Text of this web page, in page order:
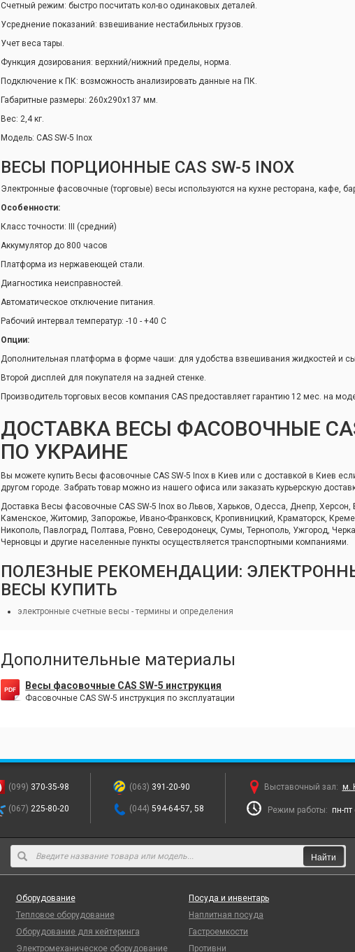
Счетный режим: быстро посчитать кол-во одинаковых деталей.
Усреднение показаний: взвешивание нестабильных грузов.
Учет веса тары.
Функция дозирования: верхний/нижний пределы, норма.
Подключение к ПК: возможность анализировать данные на ПК.
Габаритные размеры: 260x290x137 мм.
Вес: 2,4 кг.
Модель: CAS SW-5 Inox
ВЕСЫ ПОРЦИОННЫЕ CAS SW-5 INOX
Электронные фасовочные (торговые) весы используются на кухне ресторана, кафе,
Особенности:
Класс точности: ІІІ (средний)
Аккумулятор до 800 часов
Платформа из нержавеющей стали.
Диагностика неисправностей.
Автоматическое отключение питания.
Рабочий интервал температур: -10 - +40 С
Опции:
Дополнительная платформа в форме чаши: для удобства взвешивания жидкостей и
Второй дисплей для покупателя на задней стенке.
Производитель торговых весов компания CAS предоставляет гарантию 12 мес. на
ДОСТАВКА ВЕСЫ ФАСОВОЧНЫЕ CAS
ПО УКРАИНЕ
Вы можете купить Весы фасовочные CAS SW-5 Inox в Киев или с доставкой в Киев
другом городе. Забрать товар можно из нашего офиса или заказать курьерскую
Доставка Весы фасовочные CAS SW-5 Inox во Львов, Харьков, Одесса, Днепр, Херсон,
Каменское, Житомир, Запорожье, Ивано-Франковск, Кропивницкий, Краматорск,
Никополь, Павлоград, Полтава, Ровно, Северодонецк, Сумы, Тернополь, Ужгород,
Черновцы и другие населенные пункты осуществляется транспортными компаниями.
ПОЛЕЗНЫЕ РЕКОМЕНДАЦИИ:
ВЕСЫ КУПИТЬ
электронные счетные весы - термины и определения
Дополнительные материалы
Весы фасовочные CAS SW-5 инструкция
Фасовочные CAS SW-5 инструкция по эксплуатации
(063) 391-20-90
(044) 594-64-57, 58
(099) 370-35-98
(067) 225-80-20
Выставочный зал: м.
Режим работы: пн-
Найти
Оборудование
Тепловое оборудование
Оборудование для кейтеринга
Электромеханическое оборудование
Посуда и инвентарь
Наплитная посуда
Гастроемкости
Противни